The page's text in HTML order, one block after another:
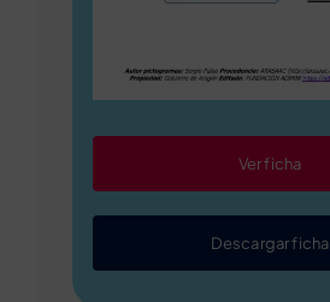
Ver ficha
Descargar ficha